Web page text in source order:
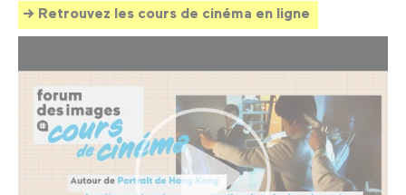
Retrouvez les cours de cinéma en ligne